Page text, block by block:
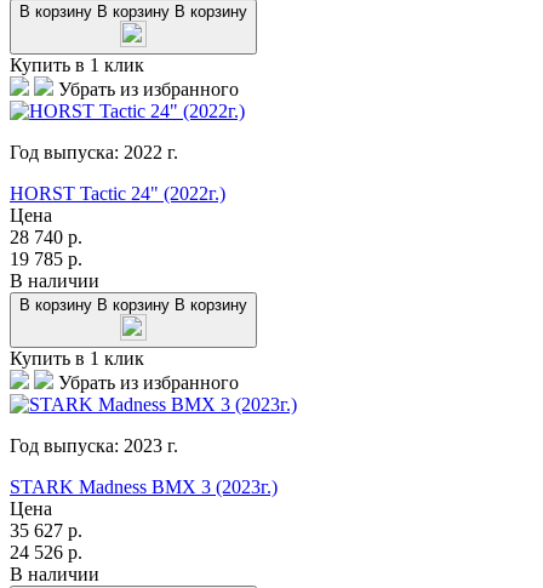
В корзину В корзину В корзину
Купить в 1 клик
Убрать из избранного
Год выпуска: 2022 г.
HORST Tactic 24" (2022г.)
Цена
28 740 р.
19 785 р.
В наличии
В корзину В корзину В корзину
Купить в 1 клик
Убрать из избранного
Год выпуска: 2023 г.
STARK Madness BMX 3 (2023г.)
Цена
35 627 р.
24 526 р.
В наличии